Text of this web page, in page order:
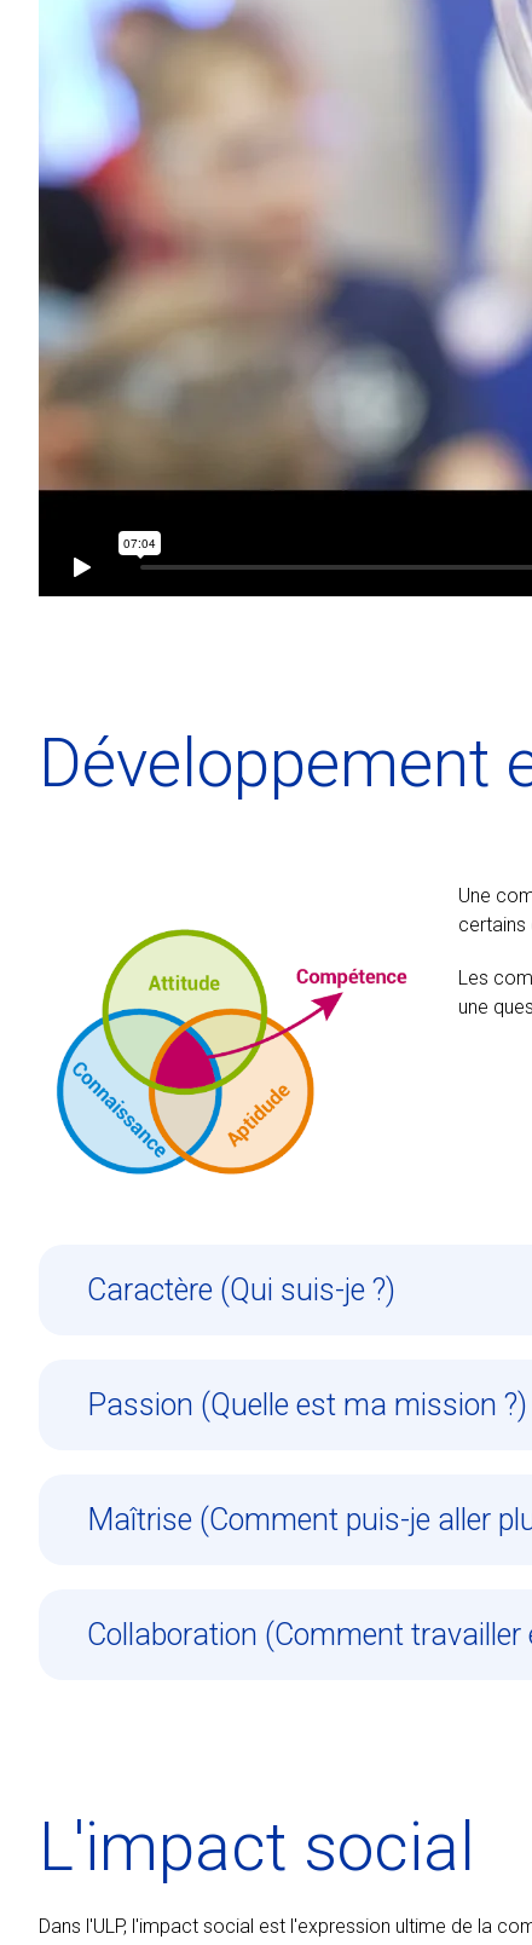
Développement
Une
certains
Les
une
Caractère (Qui suis-je ?)
Passion (Quelle est ma mission ?)
Maîtrise (Comment puis-je aller
Collaboration (Comment travailler
L'impact social
Dans l'ULP, l'impact social est l'expression ultime de la